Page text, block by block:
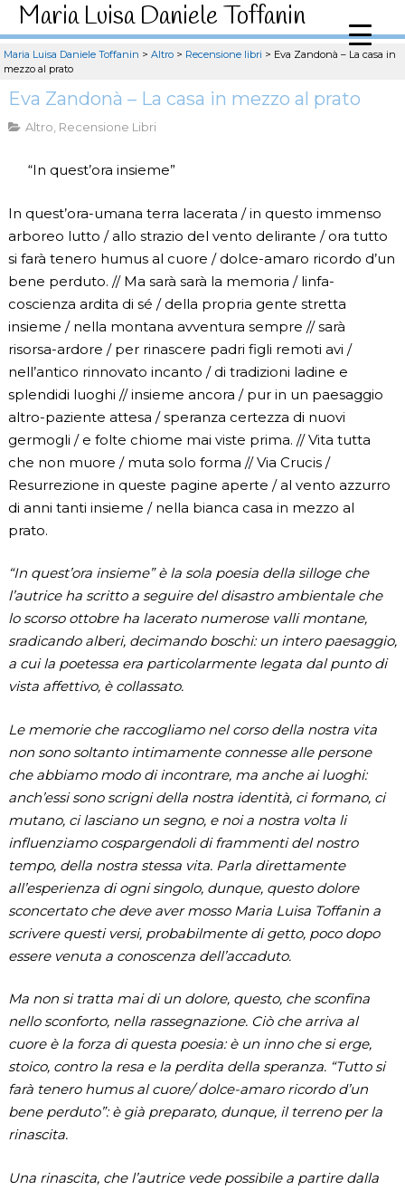
Maria Luisa Daniele Toffanin
Maria Luisa Daniele Toffanin > Altro > Recensione libri > Eva Zandonà – La casa in
mezzo al prato
Eva Zandonà – La casa in mezzo al prato
Altro, Recensione Libri
“In quest’ora insieme”
In quest’ora-umana terra lacerata / in questo immenso
arboreo lutto / allo strazio del vento delirante / ora tutto
si farà tenero humus al cuore / dolce-amaro ricordo d’un
bene perduto. // Ma sarà sarà la memoria / linfa-
coscienza ardita di sé / della propria gente stretta
insieme / nella montana avventura sempre // sarà
risorsa-ardore / per rinascere padri figli remoti avi /
nell’antico rinnovato incanto / di tradizioni ladine e
splendidi luoghi // insieme ancora / pur in un paesaggio
altro-paziente attesa / speranza certezza di nuovi
germogli / e folte chiome mai viste prima. // Vita tutta
che non muore / muta solo forma // Via Crucis /
Resurrezione in queste pagine aperte / al vento azzurro
di anni tanti insieme / nella bianca casa in mezzo al
prato.
“In quest’ora insieme” è la sola poesia della silloge che
l’autrice ha scritto a seguire del disastro ambientale che
lo scorso ottobre ha lacerato numerose valli montane,
sradicando alberi, decimando boschi: un intero paesaggio,
a cui la poetessa era particolarmente legata dal punto di
vista affettivo, è collassato.
Le memorie che raccogliamo nel corso della nostra vita
non sono soltanto intimamente connesse alle persone
che abbiamo modo di incontrare, ma anche ai luoghi:
anch’essi sono scrigni della nostra identità, ci formano, ci
mutano, ci lasciano un segno, e noi a nostra volta li
influenziamo cospargendoli di frammenti del nostro
tempo, della nostra stessa vita. Parla direttamente
all’esperienza di ogni singolo, dunque, questo dolore
sconcertato che deve aver mosso Maria Luisa Toffanin a
scrivere questi versi, probabilmente di getto, poco dopo
essere venuta a conoscenza dell’accaduto.
Ma non si tratta mai di un dolore, questo, che sconfina
nello sconforto, nella rassegnazione. Ciò che arriva al
cuore è la forza di questa poesia: è un inno che si erge,
stoico, contro la resa e la perdita della speranza. “Tutto si
farà tenero humus al cuore/ dolce-amaro ricordo d’un
bene perduto”: è già preparato, dunque, il terreno per la
rinascita.
Una rinascita, che l’autrice vede possibile a partire dalla